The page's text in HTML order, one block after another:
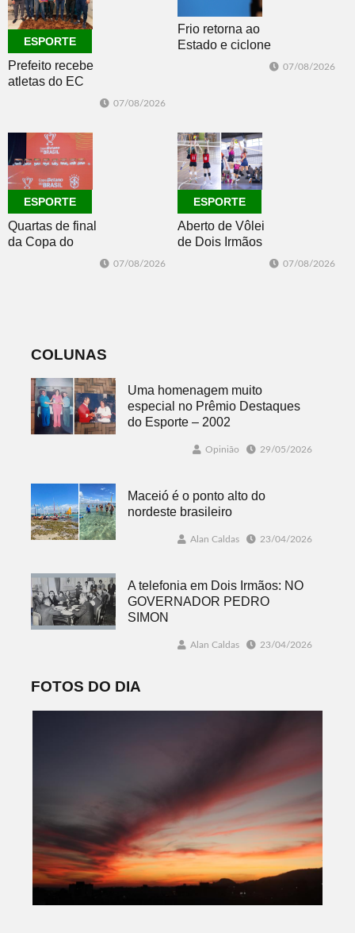
ESPORTE
Prefeito recebe
atletas do EC
Master 65+
07/08/2026
Frio retorna ao
Estado e ciclone
07/08/2026
ESPORTE
Quartas de final
da Copa do
Brasil 2026: veja
07/08/2026
ESPORTE
Aberto de Vôlei
de Dois Irmãos
07/08/2026
COLUNAS
Uma homenagem muito
especial no Prêmio Destaques
do Esporte – 2002
Opinião 29/05/2026
Maceió é o ponto alto do
nordeste brasileiro
Alan Caldas 23/04/2026
A telefonia em Dois Irmãos: NO
GOVERNADOR PEDRO
SIMON
Alan Caldas 23/04/2026
FOTOS DO DIA